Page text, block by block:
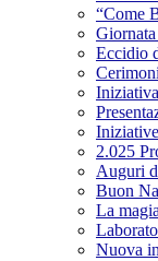
“Come
Eccidio
2.025
Auguri
Buon
La
Nuova